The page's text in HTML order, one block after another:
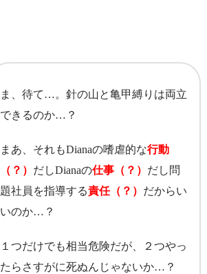
ま、待て…。針の山と亀甲縛りは両立
できるのか…？
まあ、それもDianaの嗜虐的な行動
（？） だしDianaの仕事（？） だし問
題社員を指導する責任（？） だからい
いのか…？
１つだけでも相当危険だが、２つやっ
たらさすがに死ぬんじゃないか…？